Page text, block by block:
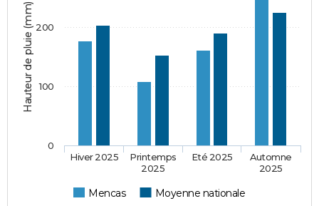
Hauteur de pluie (mm)
Mencas Moyenne nationale
Hiver 2025
Printemps
2025
Eté 2025
Automne
2025
0
100
200